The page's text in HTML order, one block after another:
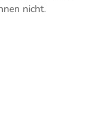
nicht.